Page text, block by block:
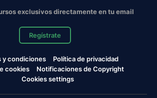
exclusivos directamente en tu email
Regístrate
y condiciones
Política de privacidad
cookies
Notificaciones de Copyright
Cookies settings